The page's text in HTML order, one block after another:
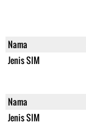
Nama
Jenis SIM
Nama
Jenis SIM